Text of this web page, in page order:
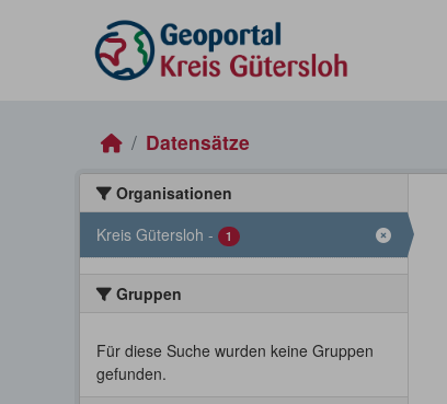
Datensätze
Organisationen
Kreis Gütersloh - 1
Gruppen
Für diese Suche wurden keine Gruppen
gefunden.